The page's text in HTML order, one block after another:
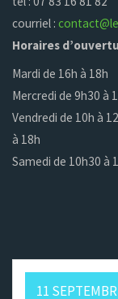
courriel :
Horaires
Mardi de 16h à 18h
Mercredi de 9h30 à
Vendredi de 10h à
à 18h
Samedi de 10h30 à
11